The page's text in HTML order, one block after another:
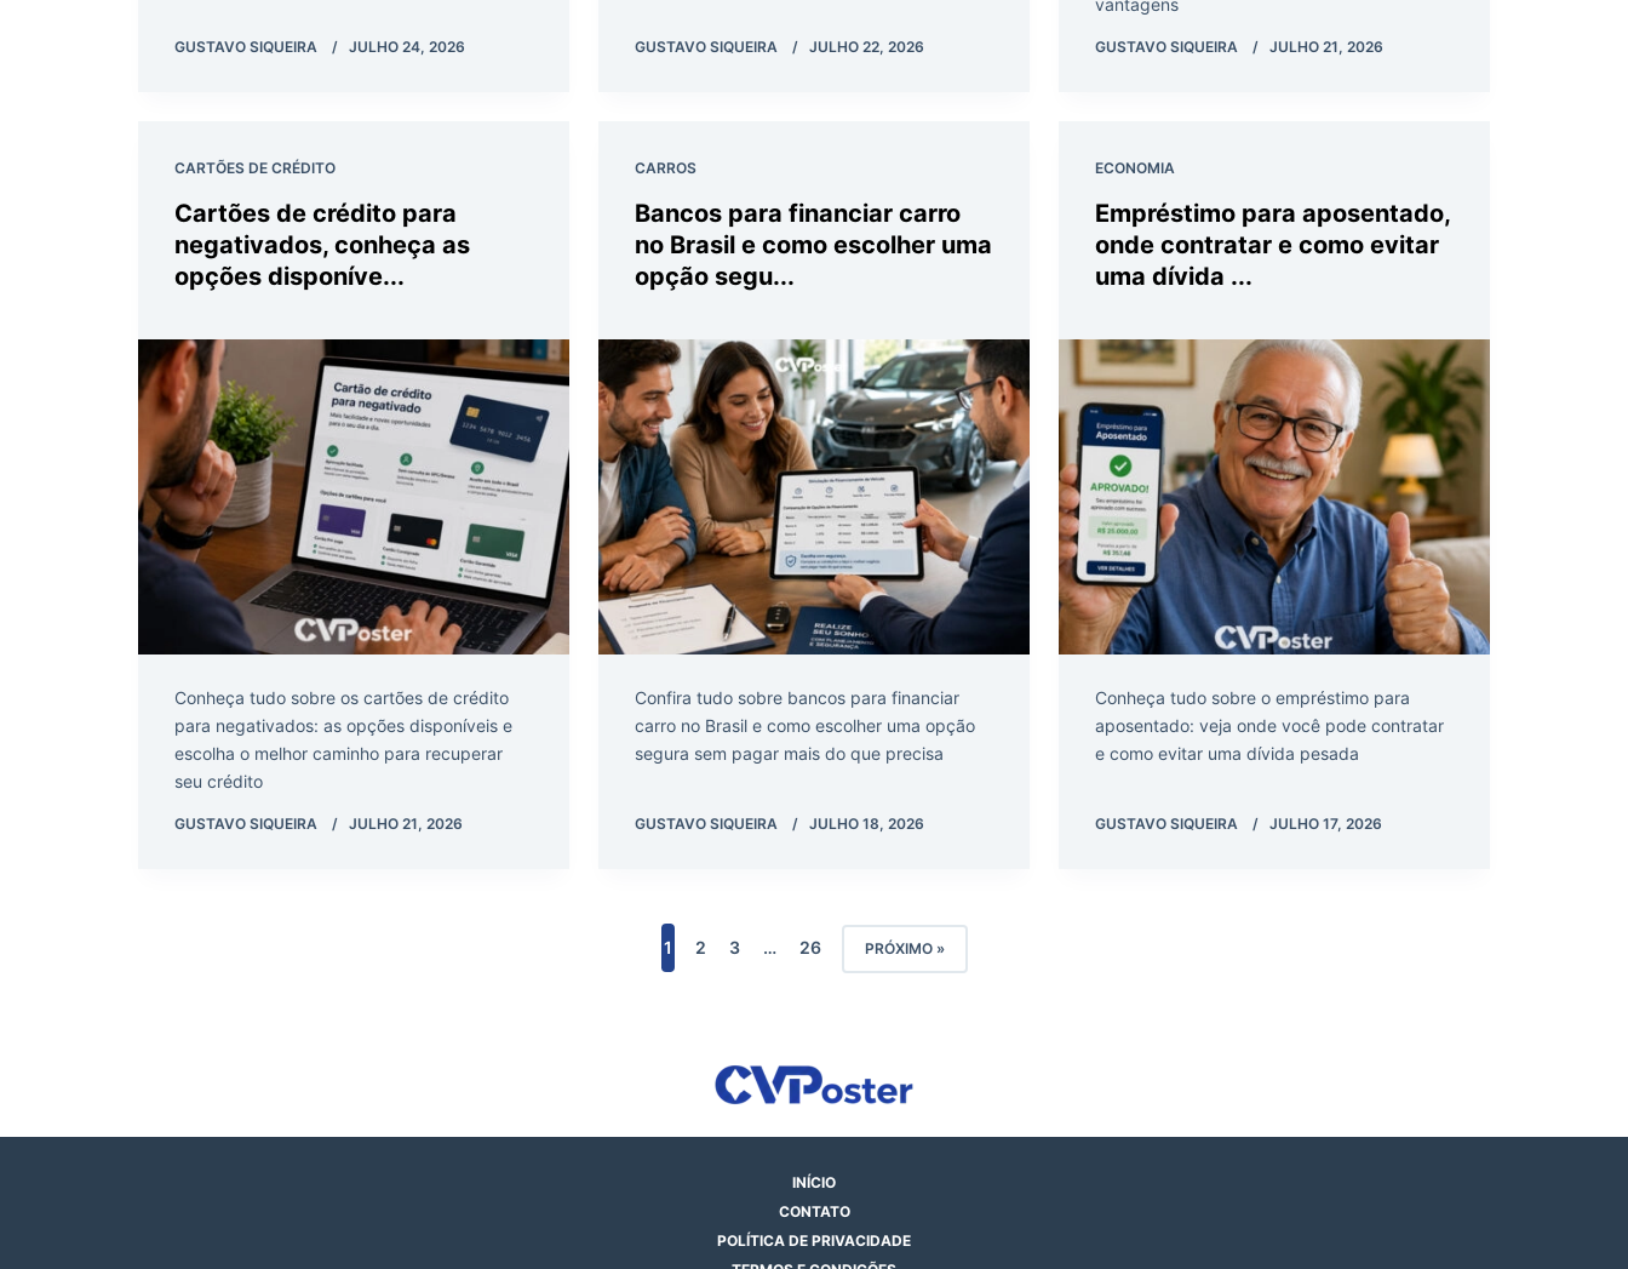
GUSTAVO SIQUEIRA JULHO 24, 2026 GUSTAVO SIQUEIRA JULHO 22, 2026 GUSTAVO SIQUEIRA JULHO 21, 2026
CARTÕES DE CRÉDITO
Cartões de crédito para
negativados, conheça as
opções disponíve...
Conheça tudo sobre os cartões de crédito
para negativados: as opções disponíveis e
escolha o melhor caminho para recuperar
seu crédito
GUSTAVO SIQUEIRA JULHO 21, 2026
CARROS
Bancos para financiar carro
no Brasil e como escolher uma
opção segu...
Confira tudo sobre bancos para financiar
carro no Brasil e como escolher uma opção
segura sem pagar mais do que precisa
GUSTAVO SIQUEIRA JULHO 18, 2026
ECONOMIA
Empréstimo para aposentado,
onde contratar e como evitar
uma dívida ...
Conheça tudo sobre o empréstimo para
aposentado: veja onde você pode contratar
e como evitar uma dívida pesada
GUSTAVO SIQUEIRA JULHO 17, 2026
1 2 3 … 26 PRÓXIMO »
INÍCIO
CONTATO
POLÍTICA DE PRIVACIDADE